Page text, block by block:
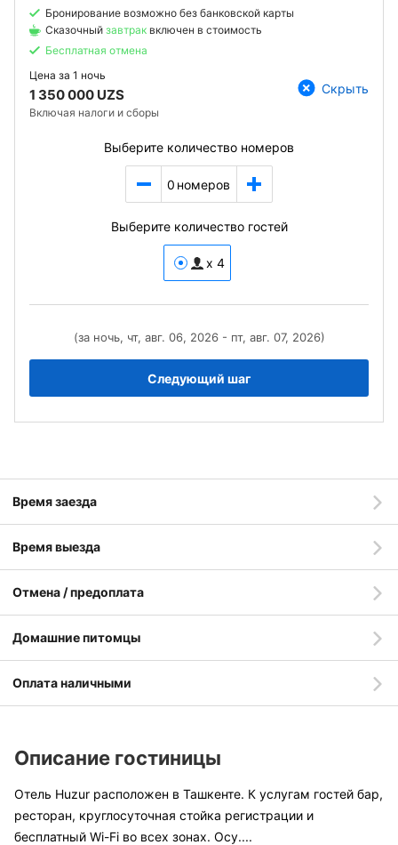
Бронирование возможно без банковской карты
Сказочный завтрак включен в стоимость
Бесплатная отмена
Цена за 1 ночь
1 350 000 UZS
Включая налоги и сборы
Скрыть
Выберите количество номеров
0 номеров
Выберите количество гостей
x 4
(за ночь, чт, авг. 06, 2026 - пт, авг. 07, 2026)
Следующий шаг
Время заезда
Время выезда
Отмена / предоплата
Домашние питомцы
Оплата наличными
Описание гостиницы
Отель Huzur расположен в Ташкенте. К услугам гостей бар,
ресторан, круглосуточная стойка регистрации и
бесплатный Wi-Fi во всех зонах. Осу....